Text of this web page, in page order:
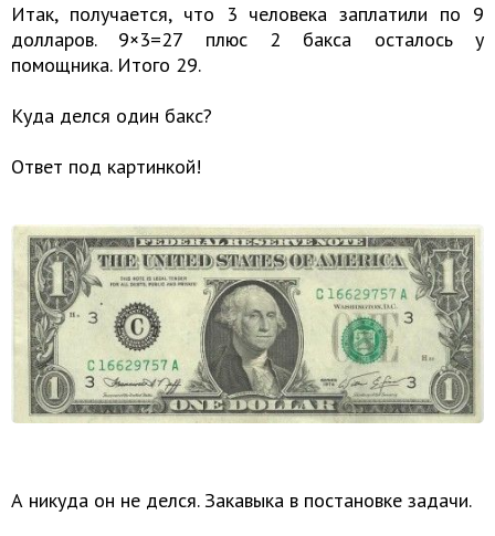
Итак, получается, что 3 человека заплатили по 9
долларов. 9×3=27 плюс 2 бакса осталось у
помощника. Итого 29.
Куда делся один бакс?
Ответ под картинкой!
А никуда он не делся. Закавыка в постановке задачи.